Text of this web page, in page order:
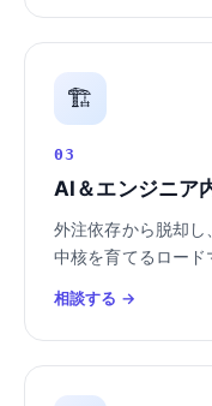
🏗️
03
AI＆エンジニア
外注依存から脱却
中核を育てるロード
相談する →